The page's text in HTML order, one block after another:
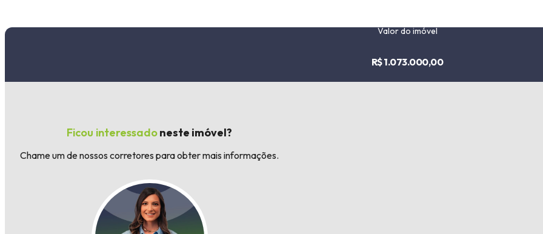
Valor do imóvel
R$ 1.073.000,00
Ficou interessadoneste imóvel?
Chame um de nossos corretores para obter mais informações.